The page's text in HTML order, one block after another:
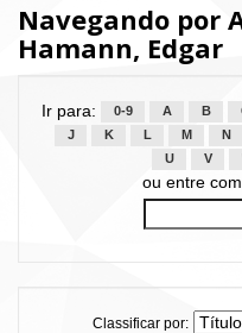
Navegando por
Hamann, Edgar
Ir para: 0-9 A B
J
K L M N
U
V
ou entre
Classificar por: